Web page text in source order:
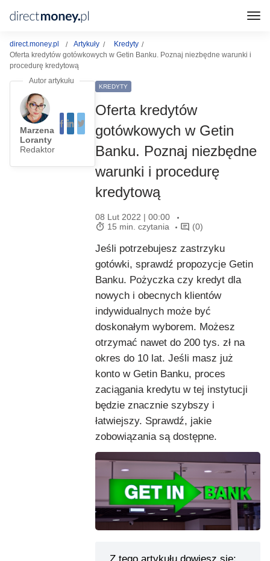
direct.money.pl Artykuły
Kredyty
Oferta kredytów gotówkowych w Getin Banku. Poznaj niezbędne warunki i
procedurę kredytową
Marzena
Loranty
Redaktor
KREDYTY
Oferta kredytów
gotówkowych w Getin
Banku. Poznaj niezbędne
warunki i procedurę
kredytową
08 Lut 2022 | 00:00
15 min. czytania
(0)
Jeśli potrzebujesz zastrzyku
gotówki, sprawdź propozycje Getin
Banku. Pożyczka czy kredyt dla
nowych i obecnych klientów
indywidualnych może być
doskonałym wyborem. Możesz
otrzymać nawet do 200 tys. zł na
okres do 10 lat. Jeśli masz już
konto w Getin Banku, proces
zaciągania kredytu w tej instytucji
będzie znacznie szybszy i
łatwiejszy. Sprawdź, jakie
zobowiązania są dostępne.